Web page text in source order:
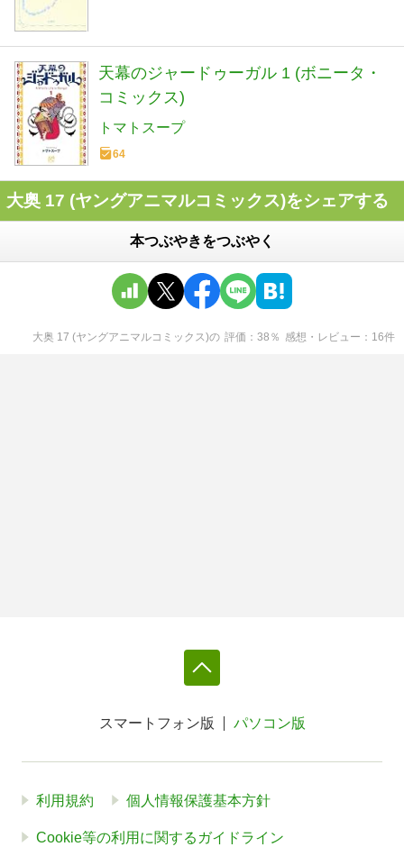
天幕のジャードゥーガル 1 (ボニータ・
コミックス)
トマトスープ
64
大奥 17 (ヤングアニマルコミックス)をシェアする
本つぶやきをつぶやく
大奥 17 (ヤングアニマルコミックス)の 評価 38 ％ 感想・レビュー 16件
スマートフォン版 パソコン版
利用規約 個人情報保護基本方針
Cookie等の利用に関するガイドライン